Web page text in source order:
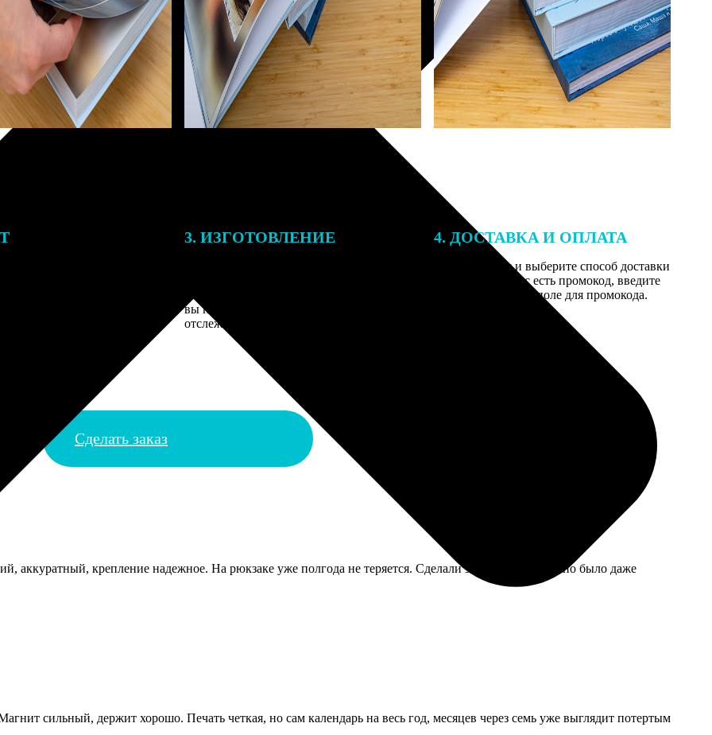
3. ИЗГОТОВЛЕНИЕ
вы получите письмо с трек-номером для
отслеживания.
4. ДОСТАВКА И ОПЛАТА
Введите адрес и выберите способ доставки
заказа. Если у вас есть промокод, введите
его в специальное поле для промокода.
Сделать заказ
аккуратный, крепление надежное. На рюкзаке уже полгода не теряется. Сделали за один день, можно было даже
сильный, держит хорошо. Печать четкая, но сам календарь на весь год, месяцев через семь уже выглядит потертым